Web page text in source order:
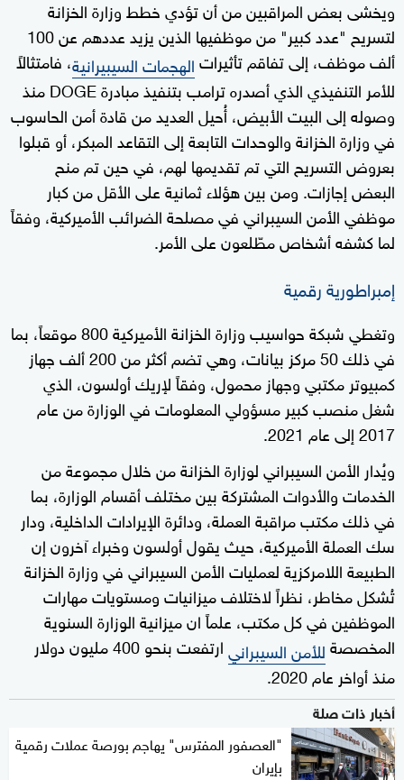
ويخشى بعض المراقبين من أن تؤدي خطط وزارة الخزانة
لتسريح "عدد كبير" من موظفيها الذين يزيد عددهم عن 100
ألف موظف، إلى تفاقم تأثيراتالهجمات السيبيرانية، فامتثالاً
للأمر التنفيذي الذي أصدره ترامب بتنفيذ مبادرة DOGE منذ
وصوله إلى البيت الأبيض، أُحيل العديد من قادة أمن الحاسوب
في وزارة الخزانة والوحدات التابعة إلى التقاعد المبكر، أو قبلوا
بعروض التسريح التي تم تقديمها لهم، في حين تم منح
البعض إجازات. ومن بين هؤلاء ثمانية على الأقل من كبار
موظفي الأمن السيبراني في مصلحة الضرائب الأميركية، وفقاً
لما كشفه أشخاص مطّلعون على الأمر.
إمبراطورية رقمية
وتغطي شبكة حواسيب وزارة الخزانة الأميركية 800 موقعاً، بما
في ذلك 50 مركز بيانات، وهي تضم أكثر من 200 ألف جهاز
كمبيوتر مكتبي وجهاز محمول، وفقاً لإريك أولسون، الذي
شغل منصب كبير مسؤولي المعلومات في الوزارة من عام
2017 إلى عام 2021.
ويُدار الأمن السيبراني لوزارة الخزانة من خلال مجموعة من
الخدمات والأدوات المشتركة بين مختلف أقسام الوزارة، بما
في ذلك مكتب مراقبة العملة، ودائرة الإيرادات الداخلية، ودار
سك العملة الأميركية، حيث يقول أولسون وخبراء آخرون إن
الطبيعة اللامركزية لعمليات الأمن السيبراني في وزارة الخزانة
تُشكل مخاطر، نظراً لاختلاف ميزانيات ومستويات مهارات
الموظفين في كل مكتب، علماً ان ميزانية الوزارة السنوية
المخصصةللأمن السيبراني
ارتفعت بنحو 400 مليون دولار
منذ أواخر عام 2020.
أخبار ذات صلة
"العصفور المفترس" يهاجم بورصة عملات رقمية
بإيران